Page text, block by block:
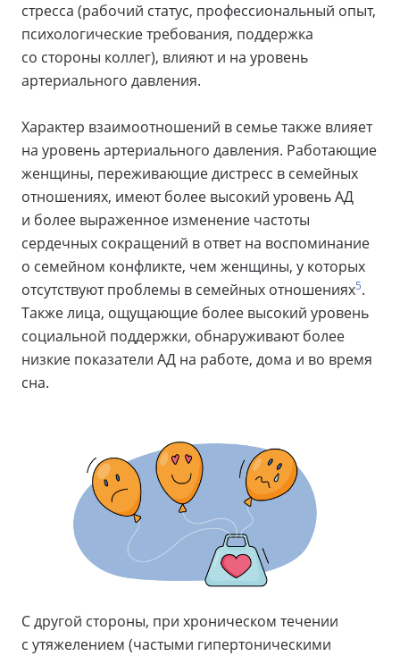
стресса (рабочий статус, профессиональный опыт,
психологические требования, поддержка
со стороны коллег), влияют и на уровень
артериального давления.
Характер взаимоотношений в семье также влияет
на уровень артериального давления. Работающие
женщины, переживающие дистресс в семейных
отношениях, имеют более высокий уровень АД
и более выраженное изменение частоты
сердечных сокращений в ответ на воспоминание
о семейном конфликте, чем женщины, у которых
отсутствуют проблемы в семейных отношениях5.
Также лица, ощущающие более высокий уровень
социальной поддержки, обнаруживают более
низкие показатели АД на работе, дома и во время
сна.
С другой стороны, при хроническом течении
с утяжелением (частыми гипертоническими